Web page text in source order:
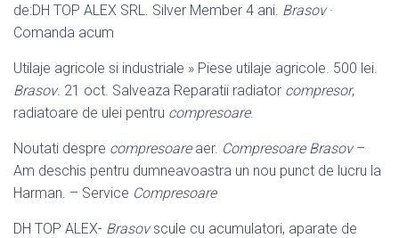
de:DH TOP ALEX SRL. Silver Member 4 ani. Brasov·
Comanda acum
Utilaje agricole si industriale » Piese utilaje agricole. 500 lei.
Brasov. 21 oct. Salveaza Reparatii radiator compresor,
radiatoare de ulei pentru compresoare.
Noutati despre compresoareaer. Compresoare Brasov–
Am deschis pentru dumneavoastra un nou punct de lucru la
Harman. – Service Compresoare
DH TOP ALEX- Brasovscule cu acumulatori, aparate de